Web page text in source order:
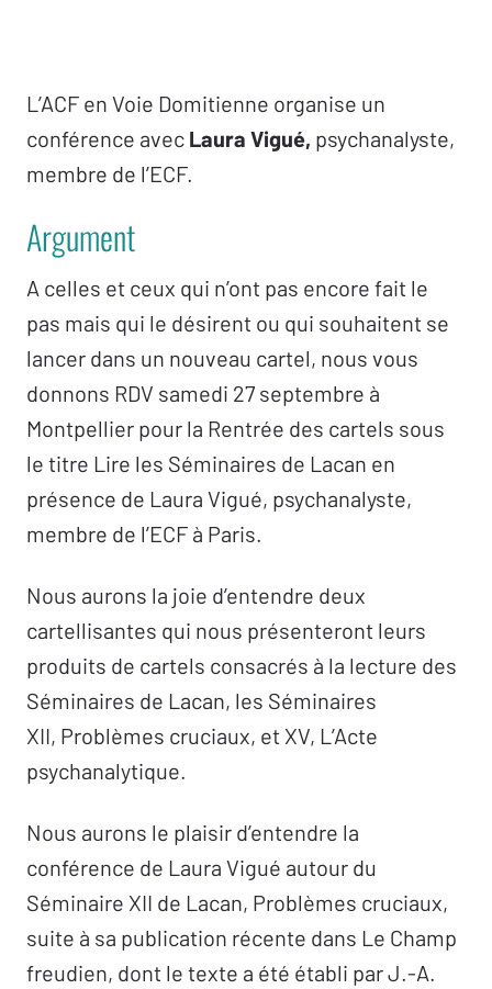
L’ACF en Voie Domitienne organise un
conférence avec Laura Vigué, psychanalyste,
membre de l’ECF.
Argument
A celles et ceux qui n’ont pas encore fait le
pas mais qui le désirent ou qui souhaitent se
lancer dans un nouveau cartel, nous vous
donnons RDV samedi 27 septembre à
Montpellier pour la Rentrée des cartels sous
le titre Lire les Séminaires de Lacan en
présence de Laura Vigué, psychanalyste,
membre de l’ECF à Paris.
Nous aurons la joie d’entendre deux
cartellisantes qui nous présenteront leurs
produits de cartels consacrés à la lecture des
Séminaires de Lacan, les Séminaires
XII, Problèmes cruciaux, et XV, L’Acte
psychanalytique.
Nous aurons le plaisir d’entendre la
conférence de Laura Vigué autour du
Séminaire XII de Lacan, Problèmes cruciaux,
suite à sa publication récente dans Le Champ
freudien, dont le texte a été établi par J.-A.